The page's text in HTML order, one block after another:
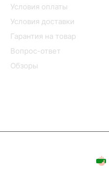
Условия оплаты
Условия доставки
Гарантия на товар
Вопрос-ответ
Обзоры